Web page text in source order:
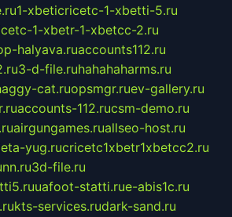
1-xbeticricetc-1-xbetti-5.ru
1-xbetr-1-xbetcc-2.ru
halyava.ruaccounts112.ru
3-d-file.ruhahahaharms.ru
cat.ruopsmgr.ruev-gallery.ru
accounts-112.rucsm-demo.ru
airgungames.ruallseo-host.ru
yug.rucricetc1xbetr1xbetcc2.ru
3d-file.ru
uafoot-statti.rue-abis1c.ru
kts-services.rudark-sand.ru